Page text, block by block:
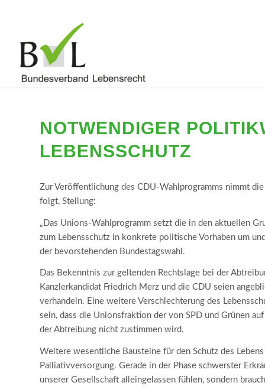
NOTWENDIGER
LEBENSSCHUTZ
Zur Veröffentlichung des CDU-Wahlprogramms nimmt
folgt, Stellung:
„Das Unions-Wahlprogramm setzt die in den aktuellen
zum Lebensschutz in konkrete politische Vorhaben um
der bevorstehenden Bundestagswahl.
Das Bekenntnis zur geltenden Rechtslage bei der
Kanzlerkandidat Friedrich Merz und die CDU seien
verhandeln. Eine weitere Verschlechterung des
sein, dass die Unionsfraktion der von SPD und Grünen
der Abtreibung nicht zustimmen wird.
Weitere wesentliche Bausteine für den Schutz des
Palliativversorgung. Gerade in der Phase schwerster
unserer Gesellschaft alleingelassen fühlen, sondern